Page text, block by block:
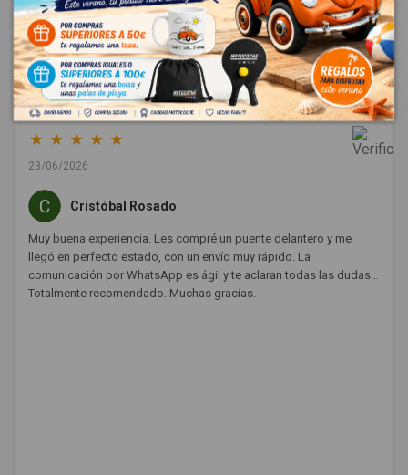
Dejar una reseña
★ ★ ★ ★ ★
23/06/2026
Cristóbal Rosado
Muy buena experiencia. Les compré un puente delantero y me
llegó en perfecto estado, con un envío muy rápido. La
comunicación por WhatsApp es ágil y te aclaran todas las dudas.
Totalmente recomendado. Muchas gracias.